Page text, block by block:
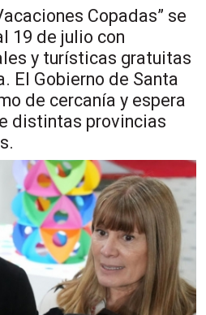
Copadas” se
19 de julio con
y turísticas gratuitas
El Gobierno de Santa
de cercanía y espera
distintas provincias